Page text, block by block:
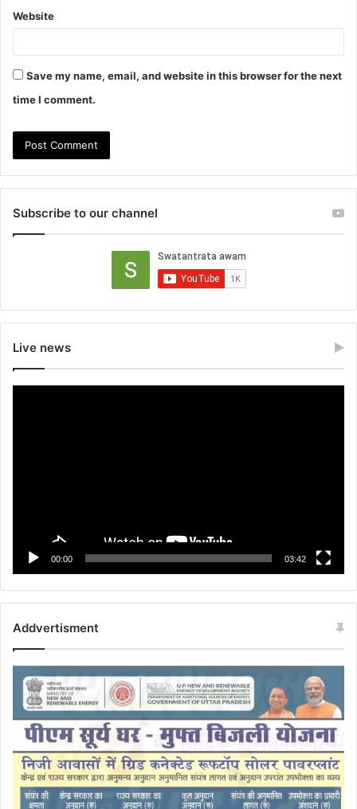
Website
Save my name, email, and website in this browser for the next
time I comment.
Subscribe to our channel
Live news
00:00 03:42
Addvertisment